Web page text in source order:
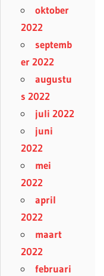
oktober
2022
septemb
er 2022
augustu
s 2022
juli 2022
juni
2022
mei
2022
april
2022
maart
2022
februari